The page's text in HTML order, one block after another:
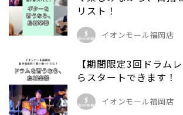
リスト！
イオンモール福岡店
【期間限定3回ドラム
らスタートできます！
イオンモール福岡店